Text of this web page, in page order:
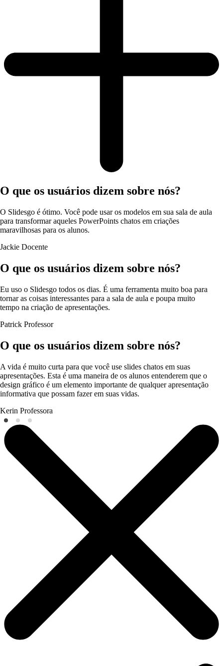
O que os usuários dizem sobre nós?
O Slidesgo é ótimo. Você pode usar os modelos em sua sala de aula
para transformar aqueles PowerPoints chatos em criações
maravilhosas para os alunos.
Jackie Docente
O que os usuários dizem sobre nós?
Eu uso o Slidesgo todos os dias. É uma ferramenta muito boa para
tornar as coisas interessantes para a sala de aula e poupa muito
tempo na criação de apresentações.
Patrick Professor
O que os usuários dizem sobre nós?
A vida é muito curta para que você use slides chatos em suas
apresentações. Esta é uma maneira de os alunos entenderem que o
design gráfico é um elemento importante de qualquer apresentação
informativa que possam fazer em suas vidas.
Kerin Professora